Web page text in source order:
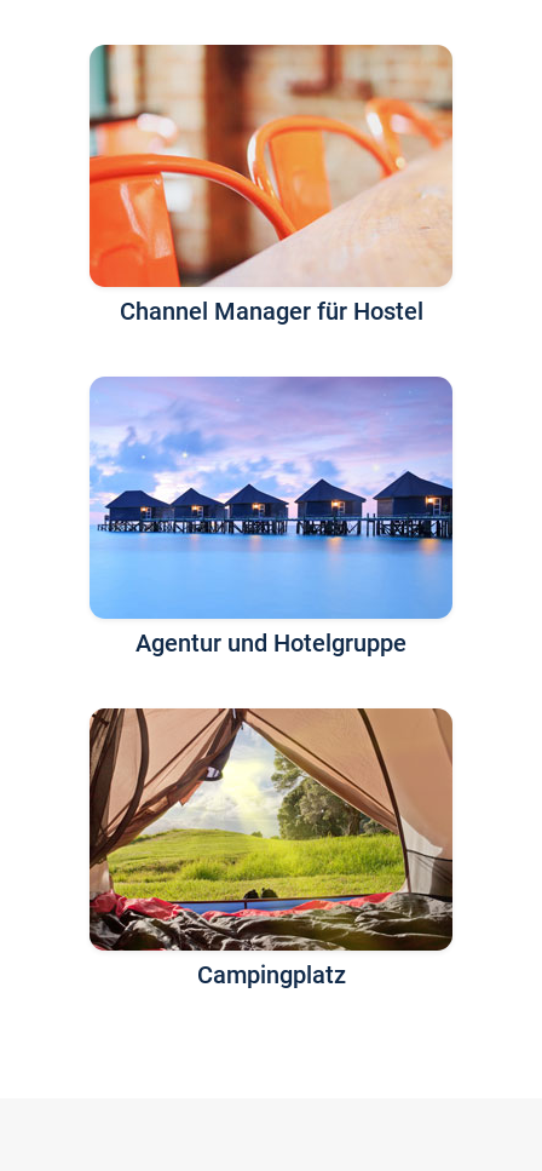
Channel Manager für Hostel
Agentur und Hotelgruppe
Campingplatz